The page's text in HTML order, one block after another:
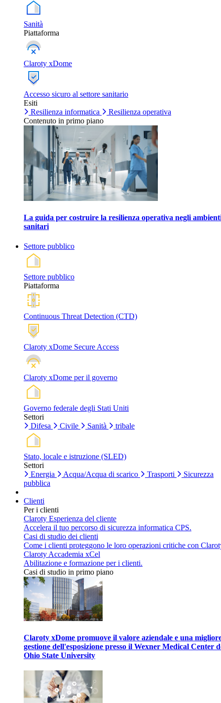
Sanità
Piattaforma
Claroty xDome
Accesso sicuro al settore sanitario
Esiti
Resilienza informatica
Resilienza operativa
Contenuto in primo piano
La guida per costruire la resilienza operativa negli
sanitari
Settore pubblico
Settore pubblico
Piattaforma
Continuous Threat Detection (CTD)
Claroty xDome Secure Access
Claroty xDome per il governo
Governo federale degli Stati Uniti
Settori
Difesa
Civile Sanità tribale
Stato, locale e istruzione (SLED)
Settori
Energia
Acqua/Acqua di scarico Trasporti
Sicurezza
pubblica
Clienti
Per i clienti
Claroty Esperienza del cliente
Accelera il tuo percorso di sicurezza informatica CPS.
Casi di studio dei clienti
Come i clienti proteggono le loro operazioni critiche con
Claroty Accademia xCel
Abilitazione e formazione per i clienti.
Casi di studio in primo piano
Claroty xDome promuove il valore aziendale e una
gestione dell'esposizione presso il Wexner Medical Center
Ohio State University